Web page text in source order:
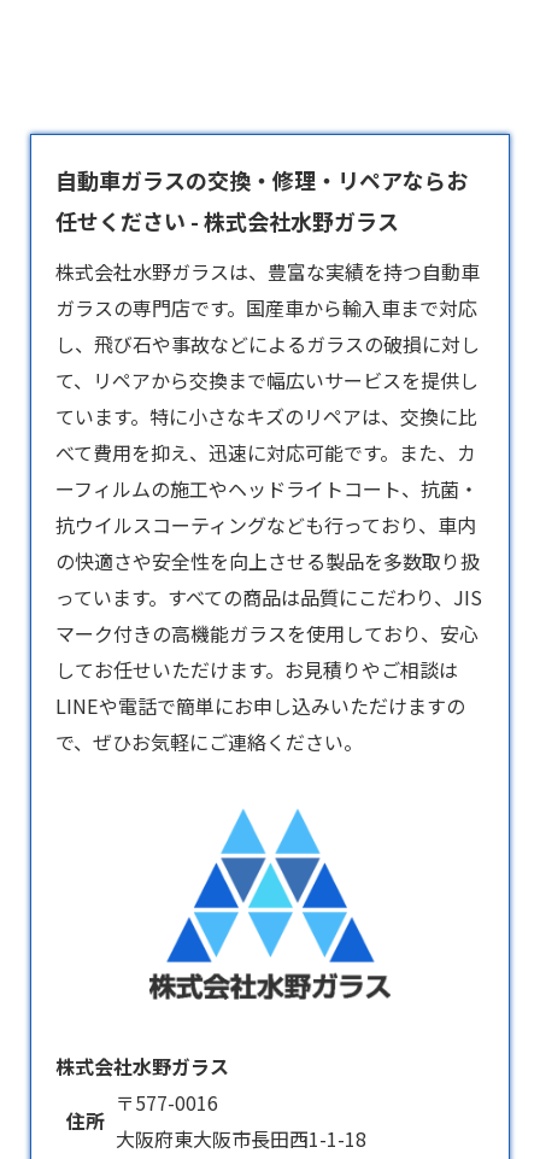
自動車ガラスの交換・修理・リペアならお
任せください - 株式会社水野ガラス
株式会社水野ガラスは、豊富な実績を持つ自動車
ガラスの専門店です。国産車から輸入車まで対応
し、飛び石や事故などによるガラスの破損に対し
て、リペアから交換まで幅広いサービスを提供し
ています。特に小さなキズのリペアは、交換に比
べて費用を抑え、迅速に対応可能です。また、カ
ーフィルムの施工やヘッドライトコート、抗菌・
抗ウイルスコーティングなども行っており、車内
の快適さや安全性を向上させる製品を多数取り扱
っています。すべての商品は品質にこだわり、JIS
マーク付きの高機能ガラスを使用しており、安心
してお任せいただけます。お見積りやご相談は
LINEや電話で簡単にお申し込みいただけますの
で、ぜひお気軽にご連絡ください。
株式会社水野ガラス
住所
〒577-0016
大阪府東大阪市長田西1-1-18